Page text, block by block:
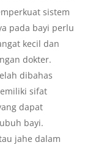
sistem
pada bayi perlu
kecil dan
dokter.
dibahas
sifat
dapat
bayi.
jahe dalam